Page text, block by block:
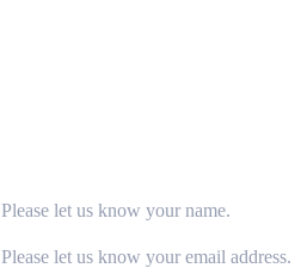
Please let us know your name.
Please let us know your email address.